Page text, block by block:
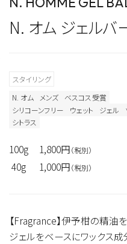
N. オム ジェルバ
スタイリング
N. オム
メンズ
ベスコス受賞
シリコーンフリー
ウェット ジェル
シトラス
100g 1,800円（税別）
40g 1,000円（税別）
【Fragrance】伊予柑の精油
ジェルをベースにワックス